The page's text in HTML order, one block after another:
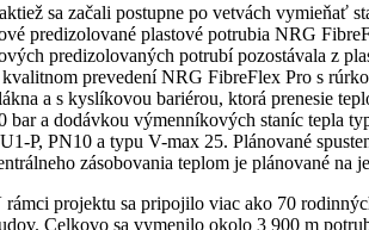
sa začali postupne po vetvách vymieňať
predizolované plastové potrubia NRG
predizolovaných potrubí pozostávala z
prevedení NRG FibreFlex Pro s
a s kyslíkovou bariérou, ktorá prenesie
bar a dodávkou výmenníkových staníc tepla
P, PN10 a typu V-max 25. Plánované
zásobovania teplom je plánované na
rámci projektu sa pripojilo viac ako 70
Celkovo sa vymenilo okolo 3 900 m